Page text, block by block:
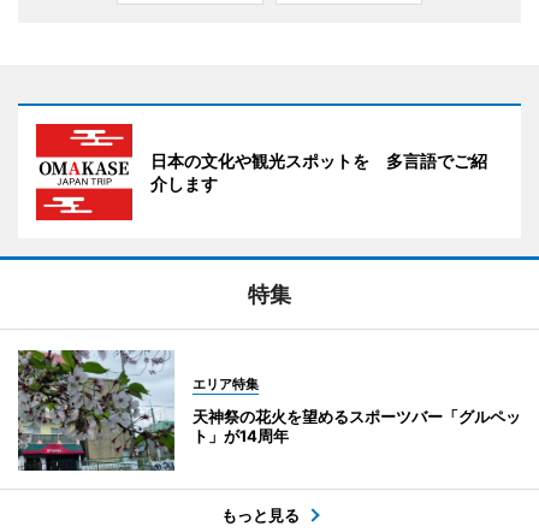
日本の文化や観光スポットを 多言語でご紹
介します
特集
エリア特集
天神祭の花火を望めるスポーツバー「グルペッ
ト」が14周年
もっと見る